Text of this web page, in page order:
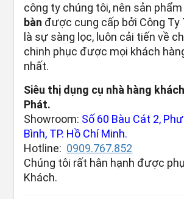
công ty chúng tôi, nên sản
bàn được cung cấp bởi Công Ty
là sự sàng lọc, luôn cải tiến về
chinh phục được mọi khách
nhất.
Siêu thị dụng cụ nhà hàng
Phát.
Showroom: Số 60 Bàu Cát 2,
Bình, TP. Hồ Chí Minh.
Hotline: 0909.767.852
Chúng tôi rất hân hạnh được
Khách.